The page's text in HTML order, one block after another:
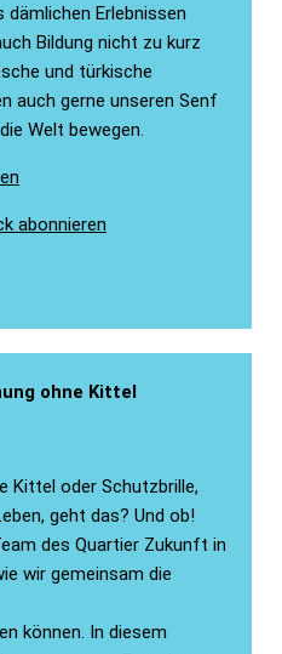
Erlebnissen
Bildung nicht zu kurz
und türkische
auch gerne unseren Senf
Welt bewegen.
abonnieren
ohne Kittel
Kittel oder Schutzbrille,
geht das? Und ob!
des Quartier Zukunft in
wir gemeinsam die
können. In diesem